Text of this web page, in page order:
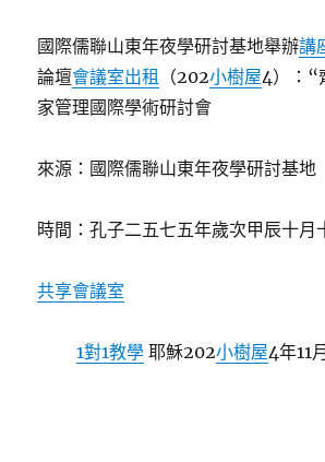
國際儒聯山東年夜學研討基地舉辦講
論壇會議室出租 （202小樹屋4）：“
家管理國際學術研討會
來源：國際儒聯山東年夜學研討基地
時間：孔子二五七五年歲次甲辰十月
共享會議室
1對1教學 耶穌202小樹屋4年11